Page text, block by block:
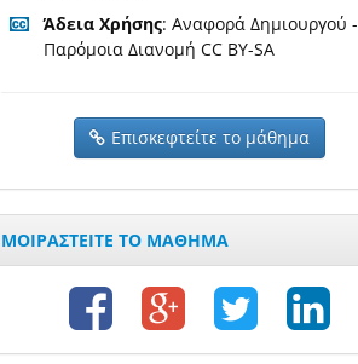
Άδεια Χρήσης: Αναφορά Δημιουργού -
Παρόμοια Διανομή CC BY-SA
Επισκεφτείτε το μάθημα
ΜΟΙΡΑΣΤΕΙΤΕ ΤΟ ΜΑΘΗΜΑ